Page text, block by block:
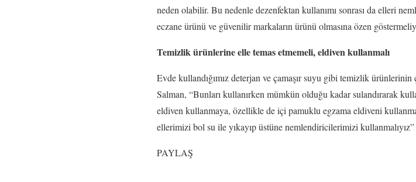
neden olabilir. Bu nedenle dezenfektan kullanımı sonrası da elleri
eczane ürünü ve güvenilir markaların ürünü olmasına özen
Temizlik ürünlerine elle temas etmemeli, eldiven kullanmalı
Evde kullandığımız deterjan ve çamaşır suyu gibi temizlik
Salman, “Bunları kullanırken mümkün olduğu kadar sulandırarak
eldiven kullanmaya, özellikle de içi pamuklu egzama eldiveni
ellerimizi bol su ile yıkayıp üstüne nemlendiricilerimizi kullanmalıyız”
PAYLAŞ